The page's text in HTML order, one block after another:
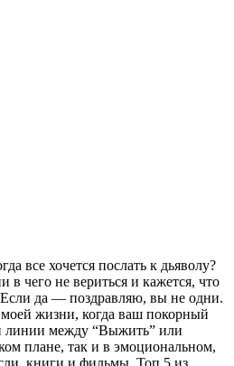
все хочется послать к дьяволу?
в чего не вериться и кажется, что
Если да — поздравляю, вы не одни.
жизни, когда ваш покорный
линии между “Выжить” или
плане, так и в эмоциональном,